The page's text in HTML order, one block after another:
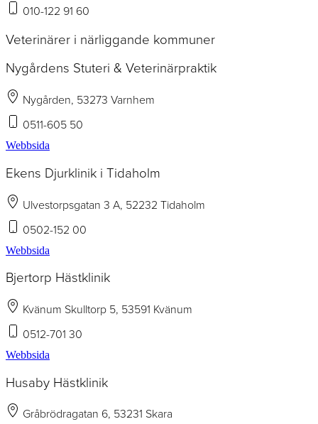
010-122 91 60
Veterinärer i närliggande kommuner
Nygårdens Stuteri & Veterinärpraktik
Nygården, 53273 Varnhem
0511-605 50
Webbsida
Ekens Djurklinik i Tidaholm
Ulvestorpsgatan 3 A, 52232 Tidaholm
0502-152 00
Webbsida
Bjertorp Hästklinik
Kvänum Skulltorp 5, 53591 Kvänum
0512-701 30
Webbsida
Husaby Hästklinik
Gråbrödragatan 6, 53231 Skara